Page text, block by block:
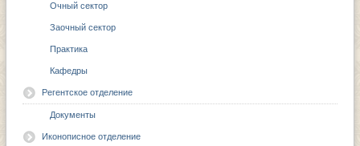
Очный сектор
Заочный сектор
Практика
Кафедры
Регентское отделение
Документы
Иконописное отделение